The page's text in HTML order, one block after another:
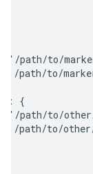
'/path/to/
'/path/to/
{
'/path/to/
'/path/to/